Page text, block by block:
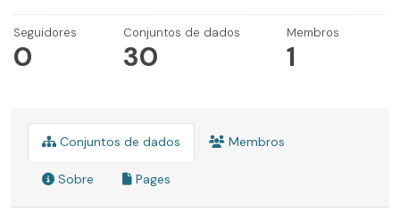
Seguidores
0
Conjuntos de dados
30
Membros
1
Conjuntos de dados Membros
Sobre Pages